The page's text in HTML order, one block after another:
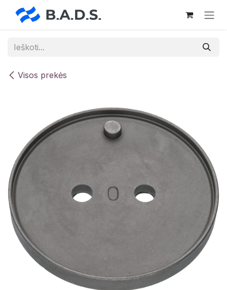
Skip to Content
Visos prekės